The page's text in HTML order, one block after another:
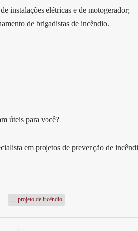
instalações elétricas e de motogerador;
de brigadistas de incêndio.
úteis para você?
em projetos de prevenção de
projeto de incêndio